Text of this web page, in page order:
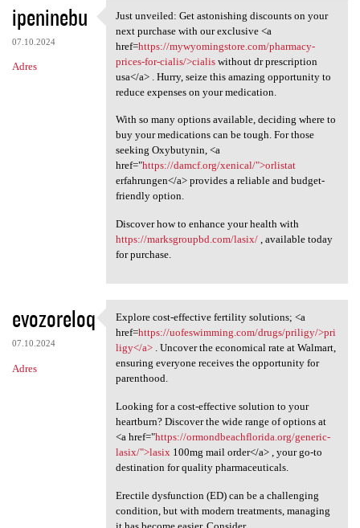
ipeninebu
07.10.2024
Adres
Just unveiled: Get
Just unveiled: Get astonishing discounts on your
next purchase with our exclusive <a
href=https://mywyomingstore.com/pharmacy-
prices-for-cialis/>cialiswithout dr prescription
usa</a> . Hurry, seize this amazing opportunity to
reduce expenses on your medication.
With so many options available, deciding where to
buy your medications can be tough. For those
seeking Oxybutynin, <a
href="https://damcf.org/xenical/">orlistat
erfahrungen</a> provides a reliable and budget-
friendly option.
Discover how to enhance your health with
https://marksgroupbd.com/lasix/, available today
for purchase.
evozoreloq
07.10.2024
Adres
Explore cost-effective
Explore cost-effective fertility solutions; <a
href=https://uofeswimming.com/drugs/priligy/>pri
ligy</a>. Uncover the economical rate at Walmart,
ensuring everyone receives the opportunity for
parenthood.
Looking for a cost-effective solution to your
heartburn? Discover the wide range of options at
<a href="https://ormondbeachflorida.org/generic-
lasix/">lasix 100mg mail order</a> , your go-to
destination for quality pharmaceuticals.
Erectile dysfunction (ED) can be a challenging
condition, but with modern treatments, managing